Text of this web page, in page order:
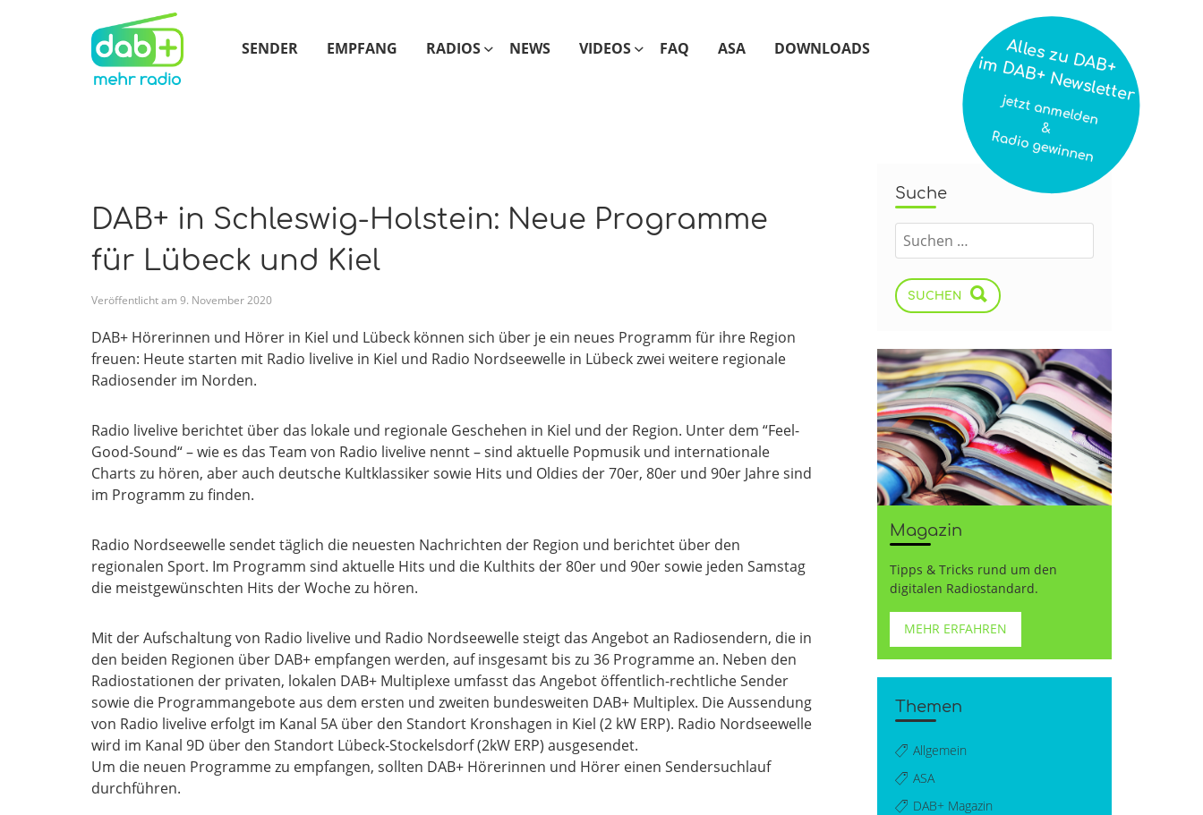
SENDER EMPFANG RADIOS NEWS VIDEOS FAQ ASA DOWNLOADS
DAB+ in Schleswig-Holstein: Neue Programme
für Lübeck und Kiel
Veröffentlicht am 9. November2020
DAB+ Hörerinnen und Hörer in Kiel und Lübeck können sich über je ein neues Programm für ihre Region
freuen: Heute starten mit Radio livelive in Kiel und Radio Nordseewelle in Lübeck zwei weitere regionale
Radiosender im Norden.
Radio livelive berichtet über das lokale und regionale Geschehen in Kiel und der Region. Unter dem “Feel-
Good-Sound“ – wie es das Team von Radio livelive nennt – sind aktuelle Popmusik und internationale
Charts zu hören, aber auch deutsche Kultklassiker sowie Hits und Oldies der 70er, 80er und 90er Jahre sind
im Programm zu finden.
Radio Nordseewelle sendet täglich die neuesten Nachrichten der Region und berichtet über den
regionalen Sport. Im Programm sind aktuelle Hits und die Kulthits der 80er und 90er sowie jeden Samstag
die meistgewünschten Hits der Woche zu hören.
Mit der Aufschaltung von Radio livelive und Radio Nordseewelle steigt das Angebot an Radiosendern, die in
den beiden Regionen über DAB+ empfangen werden, auf insgesamt bis zu 36 Programme an. Neben den
Radiostationen der privaten, lokalen DAB+ Multiplexe umfasst das Angebot öffentlich-rechtliche Sender
sowie die Programmangebote aus dem ersten und zweiten bundesweiten DAB+ Multiplex. Die Aussendung
von Radio livelive erfolgt im Kanal 5A über den Standort Kronshagen in Kiel (2 kW ERP). Radio Nordseewelle
wird im Kanal 9D über den Standort Lübeck-Stockelsdorf (2kW ERP) ausgesendet.
Um die neuen Programme zu empfangen, sollten DAB+ Hörerinnen und Hörer einen Sendersuchlauf
durchführen.
Suche
SUCHEN
Magazin
Tipps & Tricks rund um den
digitalen Radiostandard.
MEHR ERFAHREN
Themen
Allgemein
ASA
DAB+ Magazin
Alles zu DAB+
im DAB+ Newsletter
jetzt anmelden
&
Radio gewinnen